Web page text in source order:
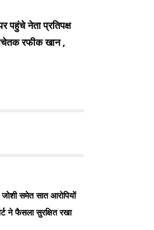
पहुंचे नेता प्रतिपक्ष
रफीक खान ,
समेत सात आरोपियों
ने फैसला सुरक्षित रखा